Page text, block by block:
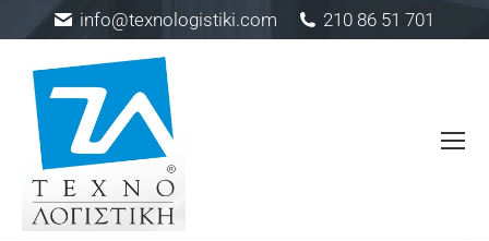
info@texnologistiki.com 210 86 51 701